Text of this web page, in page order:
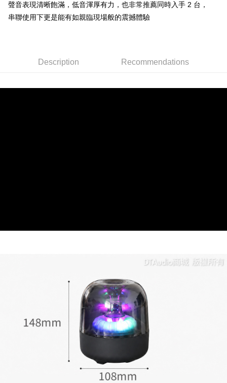
付款後全家取貨
NT$60/order | Free shipping on orders of NT$499 or more
聲音表現清晰飽滿，低音渾厚有力，也非常推薦同時入手 2 台，
串聯使用下更是能有如親臨現場般的震撼體驗
Description Recommendations